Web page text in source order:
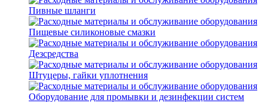
Пивные шланги
Пищевые силиконовые смазки
Дезсредства
Штуцеры, гайки уплотнения
Оборудование для промывки и дезинфекции систем